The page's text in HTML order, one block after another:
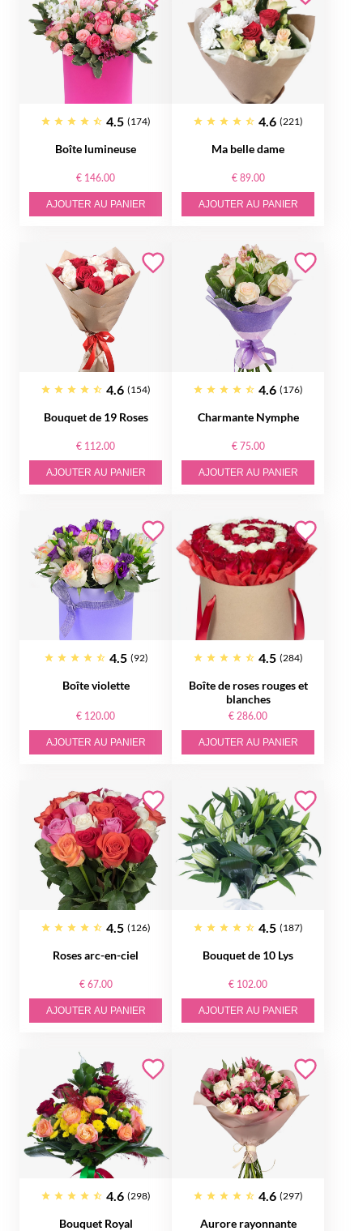
4.5 (174)
Boîte lumineuse
€ 146.00
AJOUTER AU PANIER
4.6 (221)
Ma belle dame
€ 89.00
AJOUTER AU PANIER
4.6 (154)
Bouquet de 19 Roses
€ 112.00
AJOUTER AU PANIER
4.6 (176)
Charmante Nymphe
€ 75.00
AJOUTER AU PANIER
4.5 (92)
Boîte violette
€ 120.00
AJOUTER AU PANIER
4.5 (284)
Boîte de roses rouges et
blanches
€ 286.00
AJOUTER AU PANIER
4.5 (126)
Roses arc-en-ciel
€ 67.00
AJOUTER AU PANIER
4.5 (187)
Bouquet de 10 Lys
€ 102.00
AJOUTER AU PANIER
4.6 (298)
Bouquet Royal
4.6 (297)
Aurore rayonnante